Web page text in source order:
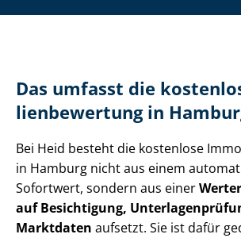
Das umfasst die
li­en­be­wer­tung in
Bei Heid besteht die kostenlose
in Hamburg nicht aus einem
Sofortwert, sondern aus einer
auf Besichtigung,
Marktdaten aufsetzt. Sie ist dafür